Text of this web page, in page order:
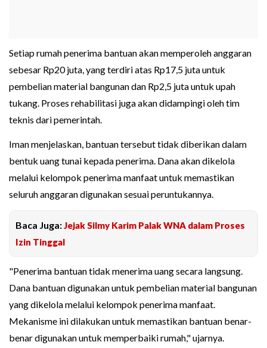
Setiap rumah penerima bantuan akan memperoleh anggaran
sebesar Rp20 juta, yang terdiri atas Rp17,5 juta untuk
pembelian material bangunan dan Rp2,5 juta untuk upah
tukang. Proses rehabilitasi juga akan didampingi oleh tim
teknis dari pemerintah.
Iman menjelaskan, bantuan tersebut tidak diberikan dalam
bentuk uang tunai kepada penerima. Dana akan dikelola
melalui kelompok penerima manfaat untuk memastikan
seluruh anggaran digunakan sesuai peruntukannya.
Baca Juga:Jejak Silmy Karim Palak WNA dalam Proses
Izin Tinggal
"Penerima bantuan tidak menerima uang secara langsung.
Dana bantuan digunakan untuk pembelian material bangunan
yang dikelola melalui kelompok penerima manfaat.
Mekanisme ini dilakukan untuk memastikan bantuan benar-
benar digunakan untuk memperbaiki rumah," ujarnya.